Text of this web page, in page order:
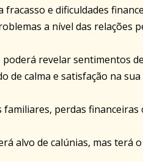
fracasso e dificuldades
a nível das relações
revelar sentimentos
de calma e satisfação na sua
familiares, perdas
alvo de calúnias, mas terá